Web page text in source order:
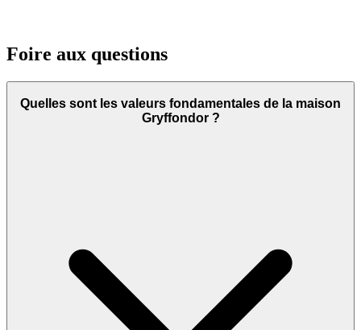
Foire aux questions
Quelles sont les valeurs fondamentales de la maison
Gryffondor ?